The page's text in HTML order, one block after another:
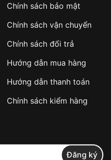
Chính sách bảo mật
Chính sách vận chuyển
Chính sách đổi trả
Hướng dẫn mua hàng
Hướng dẫn thanh toán
Chính sách kiểm hàng
Đăng ký